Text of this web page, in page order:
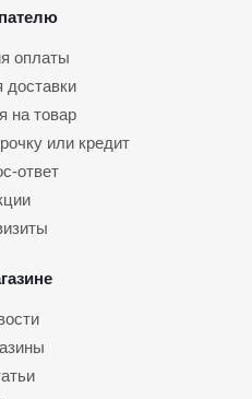
оплаты
доставки
на товар
или кредит
ответ